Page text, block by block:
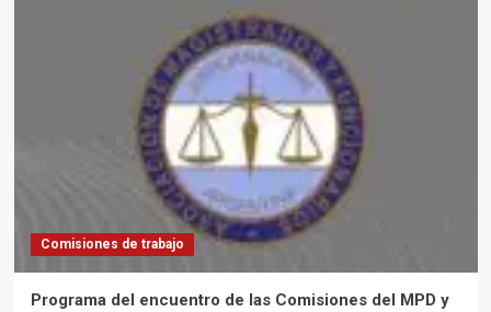
Comisiones de trabajo
Programa del encuentro de las Comisiones del MPD y